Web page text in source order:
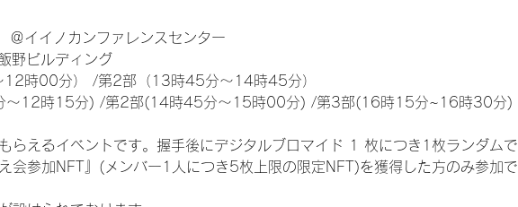
イイノカンファレンスセンター
野ビルディング
12時00分） /第2部（13時45分～14時45分）
時15分) /第2部(14時45分～15時00分) /第3部(16時15分~16時30分)
らえるイベントです。握手後にデジタルブロマイド 1 枚につき1枚ランダムで
会参加NFT』(メンバー1人につき5枚上限の限定NFT)を獲得した方のみ参加で